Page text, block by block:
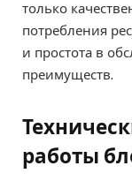
только
потребления
и простота в
преимуществ.
работы